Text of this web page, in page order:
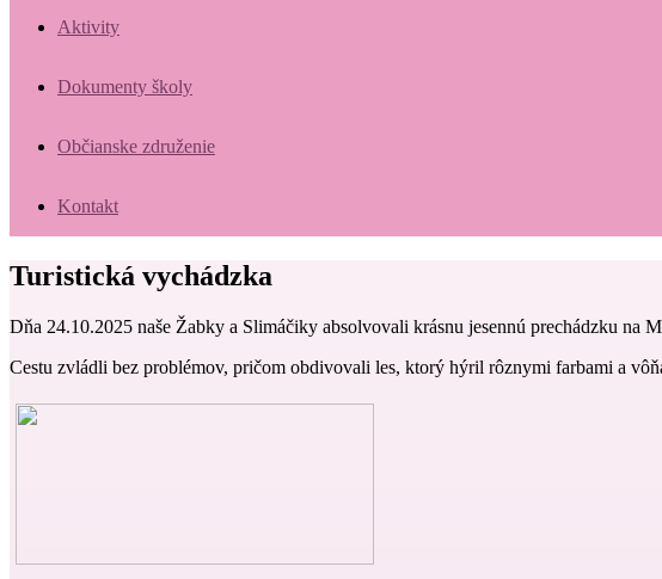
Aktivity
Dokumenty školy
Občianske združenie
Kontakt
Turistická vychádzka
Dňa 24.10.2025 naše Žabky a Slimáčiky absolvovali krásnu jesennú prechádzku na
Cestu zvládli bez problémov, pričom obdivovali les, ktorý hýril rôznymi farbami a